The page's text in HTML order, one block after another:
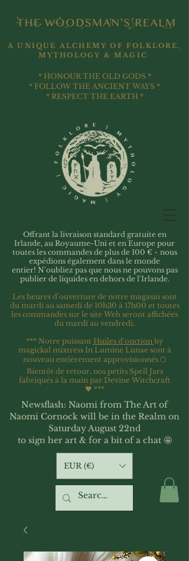
Offrant la livraison standard gratuite en
Irlande, au Royaume-Uni et en Europe pour
toutes les commandes de plus de 100 € ~ nous
expédions également dans le monde
entier! N'oubliez pas que nous ne pouvons pas
publier de liquides en dehors de l'Irlande.
Les heures d'ouverture de notre magasin sont
du mardi au samedi de 10h30 à 17h00 et toutes
les commandes sur le site Web seront affichées
du mardi au vendredi.
*** Notre puissant Huiles d'onction by
magickal mixtress In Lumine Lunae sont à
nouveau entièrement approvisionnés 🌕
Bientôt de retour, nos petits Spell Jars
fabriqués à la main par Devine Witchcraft
🖤 ***
A UNIQUE ALCHEMY OF FOLKLORE,
MYTHOLOGY & MAGIC
* HONOUR THE OLD GODS *
* FOLLOW THE ANCIENT WAYS *
* RESPECT THE EARTH *
EUR (€)
Newsflash: Naomi from The Art of
Naomi Cornock will be in the Realm on
Saturday August 22nd
to sign her art & for a bit of a chat 🤩